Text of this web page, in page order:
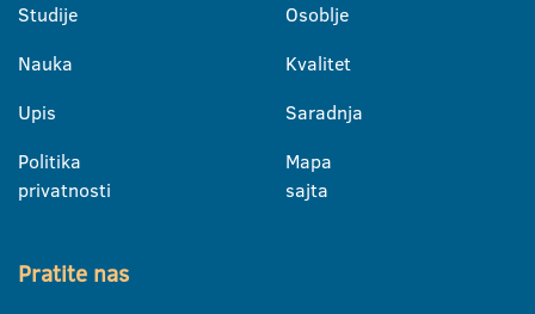
Studije
Nauka
Upis
Politika
privatnosti
Osoblje
Kvalitet
Saradnja
Mapa
sajta
Pratite nas